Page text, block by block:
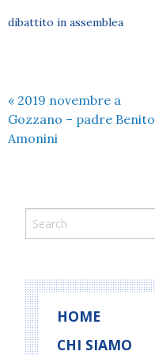
dibattito in assemblea
« 2019 novembre a
Gozzano – padre Benito
Amonini
HOME
CHI SIAMO